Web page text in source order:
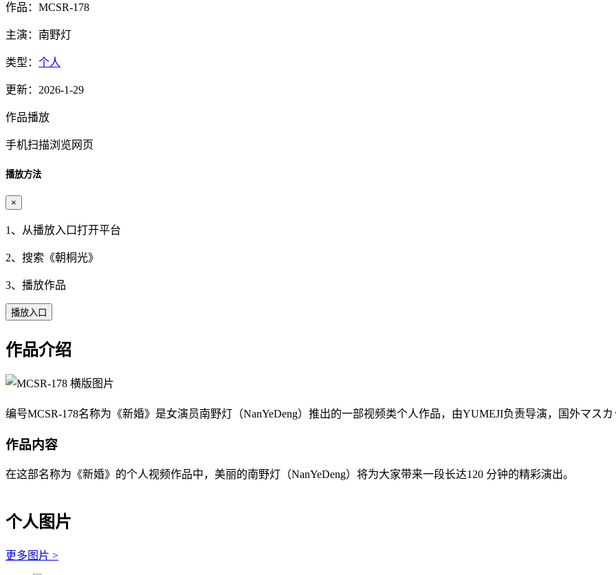
作品：MCSR-178
主演：南野灯
类型： 个人
更新：2026-1-29
作品播放
手机扫描浏览网页
播放方法
×
1、从播放入口打开平台
2、搜索《朝桐光》
3、播放作品
播放入口
作品介绍
编号MCSR-178名称为《新婚》是女演员南野灯（NanYeDeng）推出的一部视频类个人作品，由YUMEJI负责导演，国外マスカ
作品内容
在这部名称为《新婚》的个人视频作品中，美丽的南野灯（NanYeDeng）将为大家带来一段长达120 分钟的精彩演出。
个人图片
更多图片 >